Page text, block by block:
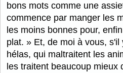
bons mots comme une
commence par manger les
les moins bonnes pour,
plat.
Et, de moi à vous,
hélas, qui maltraitent les
les traitent beaucoup mieux